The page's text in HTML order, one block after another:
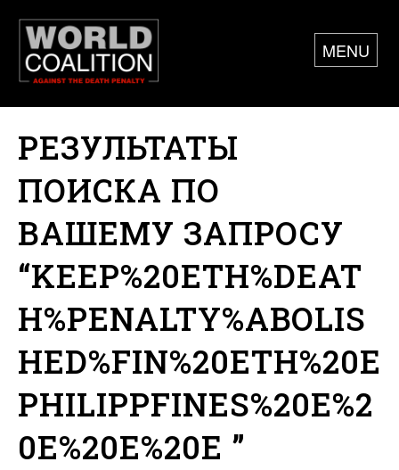
MENU
РЕЗУЛЬТАТЫ
ПОИСКА ПО
ВАШЕМУ ЗАПРОСУ
“KEEP%20ETH%DEAT
H%PENALTY%ABOLIS
HED%FIN%20ETH%20E
PHILIPPFINES%20E%2
0E%20E%20E ”